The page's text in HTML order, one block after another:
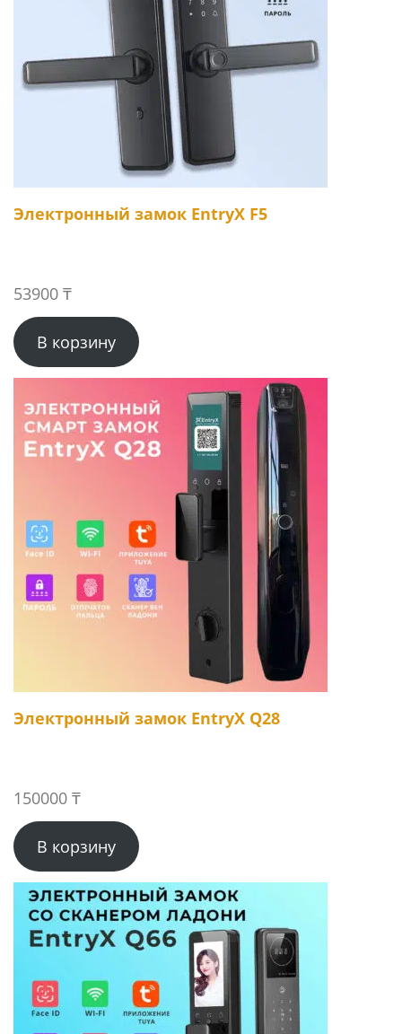
Электронный замок EntryX F5
53900 ₸
В корзину
Электронный замок EntryX Q28
150000 ₸
В корзину